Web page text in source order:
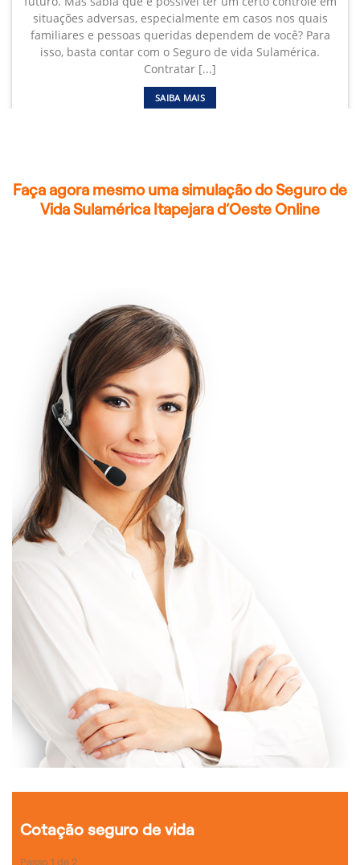
situações adversas, especialmente em casos nos quais
familiares e pessoas queridas dependem de você? Para
isso, basta contar com o Seguro de vida Sulamérica.
Contratar [...]
SAIBA MAIS
Faça agora mesmo uma simulação do Seguro de
Vida Sulamérica Itapejara d’Oeste Online
Cotação seguro de vida
Passo 1 de 2